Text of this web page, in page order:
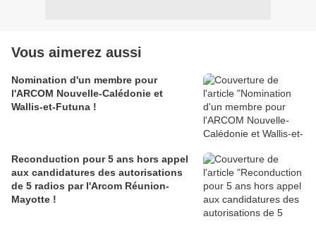
Vous aimerez aussi
Nomination d'un membre pour
l'ARCOM Nouvelle-Calédonie et
Wallis-et-Futuna !
Reconduction pour 5 ans hors appel
aux candidatures des autorisations
de 5 radios par l'Arcom Réunion-
Mayotte !